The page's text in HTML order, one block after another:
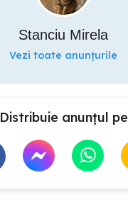
Stanciu Mirela
Vezi toate anunțurile
Distribuie anunțul pe